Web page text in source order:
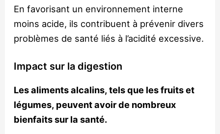
En favorisant un environnement interne
moins acide, ils contribuent à prévenir divers
problèmes de santé liés à l’acidité excessive.
Impact sur la digestion
Les aliments alcalins, tels que les fruits et
légumes, peuvent avoir de nombreux
bienfaits sur la santé.